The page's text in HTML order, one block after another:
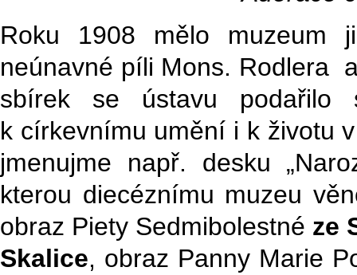
Roku 1908 mělo muzeum
neúnavné píli Mons. Rodlera
sbírek se ústavu podařilo
k církevnímu umění i k životu
jmenujme např. desku
kterou diecéznímu muzeu
obraz Piety Sedmibolestné ze
Skalice, obraz Panny Marie